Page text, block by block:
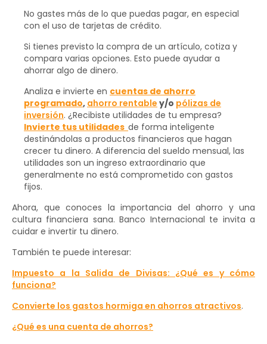
No gastes más de lo que puedas pagar, en especial
con el uso de tarjetas de crédito.
Si tienes previsto la compra de un artículo, cotiza y
compara varias opciones. Esto puede ayudar a
ahorrar algo de dinero.
Analiza e invierte en cuentas de ahorro
programado, ahorro rentable y/o pólizas de
inversión. ¿Recibiste utilidades de tu empresa?
Invierte tus utilidades de forma inteligente
destinándolas a productos financieros que hagan
crecer tu dinero. A diferencia del sueldo mensual, las
utilidades son un ingreso extraordinario que
generalmente no está comprometido con gastos
fijos.
Ahora, que conoces la importancia del ahorro y una
cultura financiera sana. Banco Internacional te invita a
cuidar e invertir tu dinero.
También te puede interesar:
Impuesto a la Salida de Divisas: ¿Qué es y cómo
funciona?
Convierte los gastos hormiga en ahorros atractivos.
¿Qué es una cuenta de ahorros?